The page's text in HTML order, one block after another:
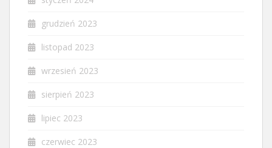
grudzień 2023
listopad 2023
wrzesień 2023
sierpień 2023
lipiec 2023
czerwiec 2023